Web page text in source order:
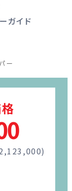
ガイド
ー